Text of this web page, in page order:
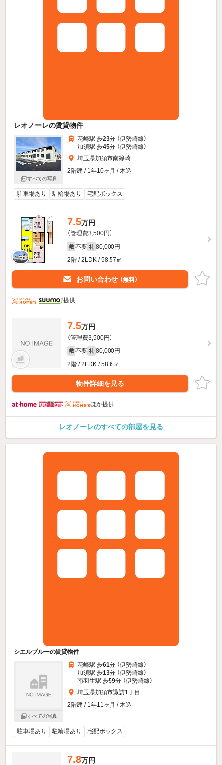
レオノーレの賃貸物件
すべての写真
花崎駅 歩23分 （伊勢崎線）
加須駅 歩45分 （伊勢崎線）
埼玉県加須市南篠崎
2階建 / 1年10ヶ月 / 木造
駐車場あり 駐輪場あり 宅配ボックス
7.5万円
（管理費3,500円）
敷 不要 礼 80,000円
2階 / 2LDK / 58.57㎡
お問い合わせ （無料）
提供
7.5万円
（管理費3,500円）
敷 不要 礼 80,000円
2階 / 2LDK / 58.6㎡
物件詳細を見る
ほか提供
レオノーレのすべての部屋を見る
シエルブルーの賃貸物件
すべての写真
花崎駅 歩61分 （伊勢崎線）
加須駅 歩13分 （伊勢崎線）
南羽生駅 歩59分 （伊勢崎線）
埼玉県加須市諏訪1丁目
2階建 / 1年11ヶ月 / 木造
駐車場あり 駐輪場あり 宅配ボックス
7.8万円